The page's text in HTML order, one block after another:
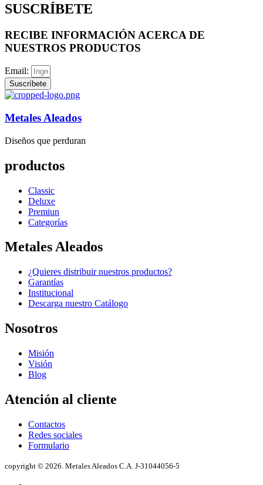
SUSCRÍBETE
RECIBE INFORMACIÓN ACERCA DE
NUESTROS PRODUCTOS
Email:
Suscríbete
Metales Aleados
Diseños que perduran
productos
Classic
Deluxe
Premiun
Categorías
Metales Aleados
¿Quieres distribuir nuestros productos?
Garantías
Institucional
Descarga nuestro Catálogo
Nosotros
Misión
Visión
Blog
Atención al cliente
Contactos
Redes sociales
Formulario
copyright © 2026. Metales Aleados C.A. J-31044056-5